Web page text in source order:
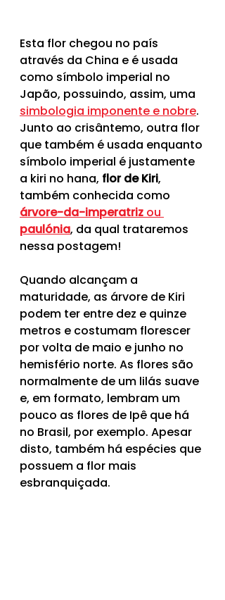
Esta flor chegou no país
através da China e é usada
como símbolo imperial no
Japão, possuindo, assim, uma
simbologia imponente e nobre.
Junto ao crisântemo, outra flor
que também é usada enquanto
símbolo imperial é justamente
a kiri no hana, flor de Kiri,
também conhecida como
árvore-da-imperatriz ou
paulónia, da qual trataremos
nessa postagem!
Quando alcançam a
maturidade, as árvore de Kiri
podem ter entre dez e quinze
metros e costumam florescer
por volta de maio e junho no
hemisfério norte. As flores são
normalmente de um lilás suave
e, em formato, lembram um
pouco as flores de Ipê que há
no Brasil, por exemplo. Apesar
disto, também há espécies que
possuem a flor mais
esbranquiçada.